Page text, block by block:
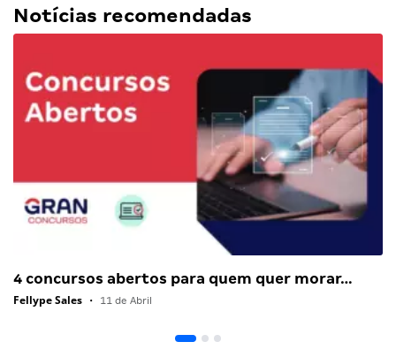
Notícias recomendadas
4 concursos abertos para quem quer morar…
Fellype Sales • 11 de Abril